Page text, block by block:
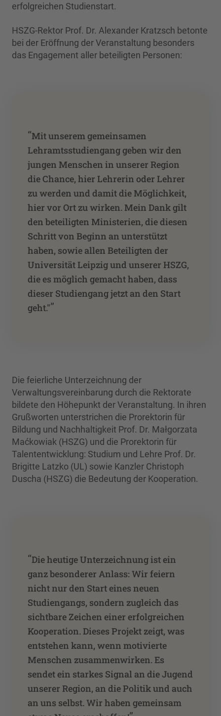
erfolgreichen Studienstart.
HSZG-Rektor Prof. Dr. Alexander Kratzsch betonte
bei der Eröffnung der Veranstaltung besonders
das Engagement aller beteiligten Personen:
“Mit unserem gemeinsamen
Lehramtsstudiengang geben wir den
jungen Menschen in unserer Region
die Chance, hier Lehrerin oder Lehrer
zu werden und damit die Möglichkeit,
hier vor Ort zu wirken. Mein Dank gilt
den beteiligten Ministerien, die diesen
Schritt von Beginn an unterstützt
haben, sowie allen Beteiligten der
Universität Leipzig und unserer HSZG,
die es möglich gemacht haben, dass
dieser Studiengang jetzt an den Start
geht."”
Die feierliche Unterzeichnung der
Verwaltungsvereinbarung durch die Rektorate
bildete den Höhepunkt der Veranstaltung. In ihren
Grußworten unterstrichen die Prorektorin für
Bildung und Nachhaltigkeit Prof. Dr. Małgorzata
Maćkowiak (HSZG) und die Prorektorin für
Talententwicklung: Studium und Lehre Prof. Dr.
Brigitte Latzko (UL) sowie Kanzler Christoph
Duscha (HSZG) die Bedeutung der Kooperation.
“Die heutige Unterzeichnung ist ein
ganz besonderer Anlass: Wir feiern
nicht nur den Start eines neuen
Studiengangs, sondern zugleich das
sichtbare Zeichen einer erfolgreichen
Kooperation. Dieses Projekt zeigt, was
entstehen kann, wenn motivierte
Menschen zusammenwirken. Es
sendet ein starkes Signal an die Jugend
unserer Region, an die Politik und auch
an uns selbst. Wir haben gemeinsam